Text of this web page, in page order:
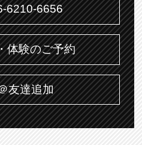
6210-6656
体験のご予約
友達追加